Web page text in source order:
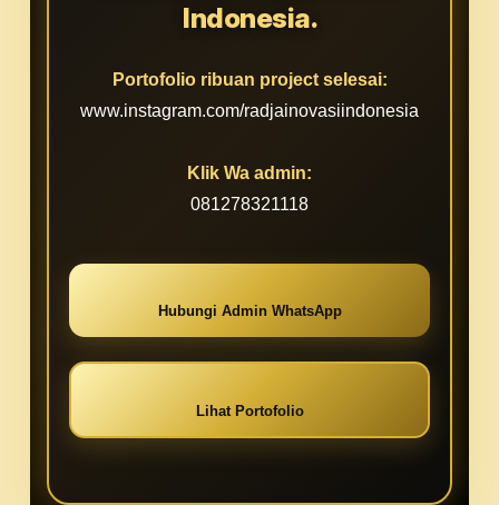
Indonesia.
Portofolio ribuan project selesai:
www.instagram.com/radjainovasiindonesia
Klik Wa admin:
081278321118
Hubungi Admin WhatsApp
Lihat Portofolio